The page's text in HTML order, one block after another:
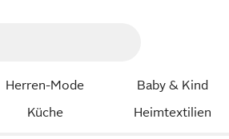
Herren-Mode Baby & Kind
Küche Heimtextilien